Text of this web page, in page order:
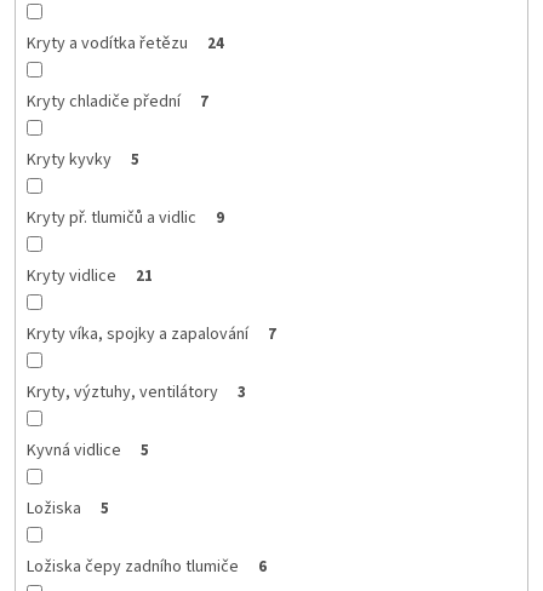
Kryty a vodítka řetězu 24
Kryty chladiče přední 7
Kryty kyvky 5
Kryty př. tlumičů a vidlic 9
Kryty vidlice 21
Kryty víka, spojky a zapalování 7
Kryty, výztuhy, ventilátory 3
Kyvná vidlice 5
Ložiska 5
Ložiska čepy zadního tlumiče 6